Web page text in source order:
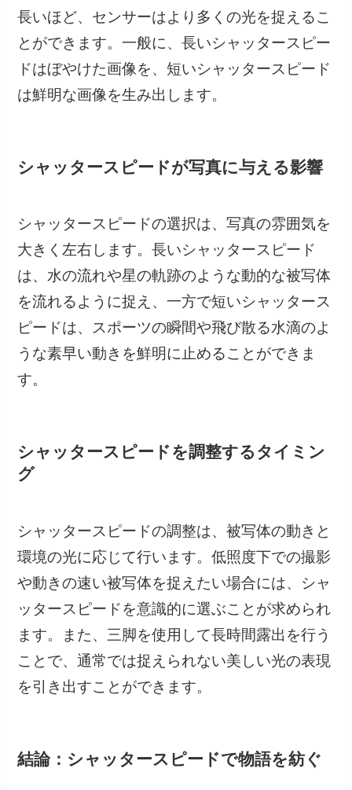
長いほど、センサーはより多くの光を捉えるこ
とができます。一般に、長いシャッタースピー
ドはぼやけた画像を、短いシャッタースピード
は鮮明な画像を生み出します。
シャッタースピードが写真に与える影響
シャッタースピードの選択は、写真の雰囲気を
大きく左右します。長いシャッタースピード
は、水の流れや星の軌跡のような動的な被写体
を流れるように捉え、一方で短いシャッタース
ピードは、スポーツの瞬間や飛び散る水滴のよ
うな素早い動きを鮮明に止めることができま
す。
シャッタースピードを調整するタイミン
グ
シャッタースピードの調整は、被写体の動きと
環境の光に応じて行います。低照度下での撮影
や動きの速い被写体を捉えたい場合には、シャ
ッタースピードを意識的に選ぶことが求められ
ます。また、三脚を使用して長時間露出を行う
ことで、通常では捉えられない美しい光の表現
を引き出すことができます。
結論：シャッタースピードで物語を紡ぐ